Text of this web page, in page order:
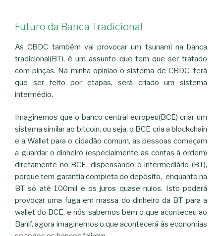
Futuro da Banca Tradicional
As CBDC também vai provocar um tsunami na banca
tradicional(BT), é um assunto que tem que ser tratado
com pinças. Na minha opinião o sistema de CBDC, terá
que ser feito por etapas, será criado um sistema
intermédio.
Imaginemos que o banco central europeu(BCE) criar um
sistema similar ao bitcoin, ou seja, o BCE cria a blockchain
e a Wallet para o cidadão comum, as pessoas começam
a guardar o dinheiro (especialmente as contas à ordem)
diretamente no BCE, dispensando o intermediário (BT),
porque tem garantia completa do depósito, enquanto na
BT só até 100mil e os juros quase nulos. Isto poderá
provocar uma fuga em massa do dinheiro da BT para a
wallet do BCE, e nós sabemos bem o que aconteceu ao
Banif, agora imaginemos o que acontecerá às economias